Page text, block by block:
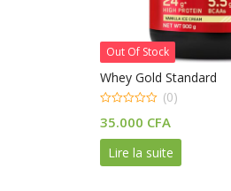
Out Of Stock
Whey Gold Standard
out
(0)
35.000 CFA
Lire la suite